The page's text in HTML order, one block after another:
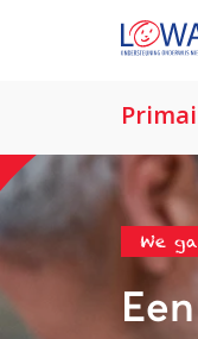
We